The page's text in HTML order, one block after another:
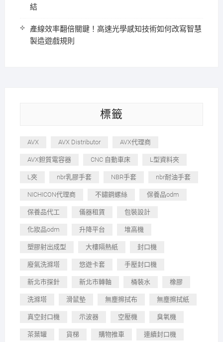
結
產線效率翻倍關鍵！高速光學感知技術如何改寫智慧
製造遊戲規則
標籤
AVX AVX Distributor AVX代理商
AVX鉭質電容器 CNC 自動車床 L型資料夾
L夾 nbr乳膠手套 NBR手套 nbr耐油手套
NICHICON代理商 不鏽鋼螺絲 保養品odm
保養品代工 儀器租賃 包裝設計
化妝品odm 升降平台 堆高機
塑膠射出成型 大樓隔熱紙 封口機
廢氣洗滌塔 悠遊卡套 手壓封口機
新北市探針 新北市轉軸 桶裝水 橡膠
洗滌塔 滑鼠墊 無塵擦拭布 無塵擦拭紙
真空封口機 示波器 空壓機 臭氧機
茶葉罐 貨梯 購物推車 連續封口機